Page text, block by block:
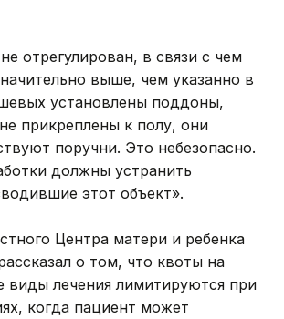
отрегулирован, в связи с чем
выше, чем указанно в
установлены поддоны,
прикреплены к полу, они
поручни. Это небезопасно.
должны устранить
этот объект».
Центра матери и ребенка
о том, что квоты на
виды лечения лимитируются при
когда пациент может